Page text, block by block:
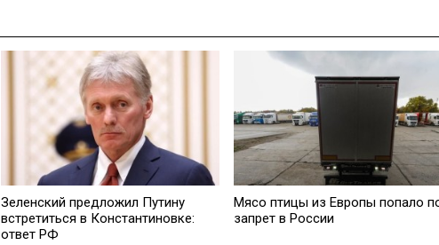
Зеленский предложил Путину
встретиться в Константиновке:
ответ РФ
Мясо птицы из Европы попало
запрет в России